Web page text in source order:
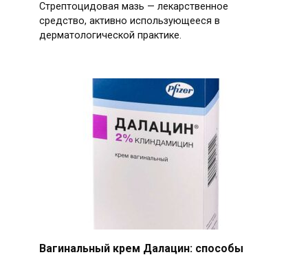
Стрептоцидовая мазь — лекарственное
средство, активно использующееся в
дерматологической практике.
Вагинальный крем Далацин: способы